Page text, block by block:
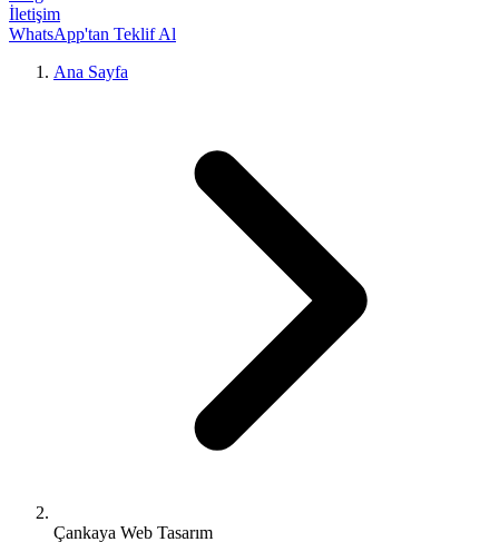
İletişim
WhatsApp'tan Teklif Al
Ana Sayfa
Çankaya Web Tasarım